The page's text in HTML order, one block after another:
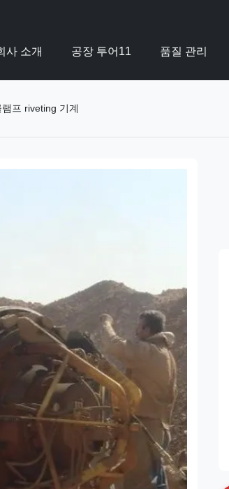
사 소개 공장 투어11 품질 관리
프 riveting 기계